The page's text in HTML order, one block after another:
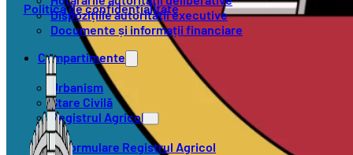
Dispozițiile autorității executive
Documente și informații financiare
Compartimente
Urbanism
Stare Civilă
Registrul Agricol
Formulare Registrul Agricol
Politica de confidențialitate